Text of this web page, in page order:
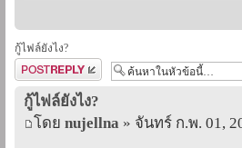
กู้ไฟล์ยังไง?
ตอบกระทู้
กู้ไฟล์ยังไง?
โดย nujellna » จันทร์ ก.พ. 01,